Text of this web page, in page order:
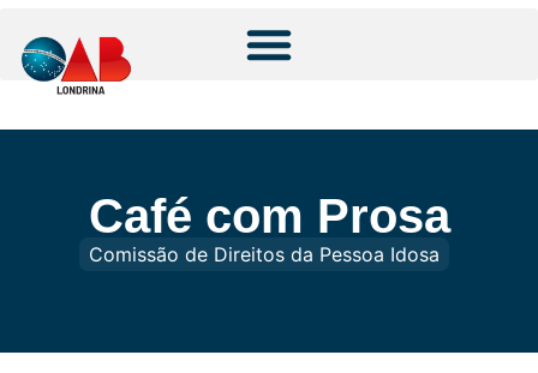
Café com Prosa
Comissão de Direitos da Pessoa Idosa